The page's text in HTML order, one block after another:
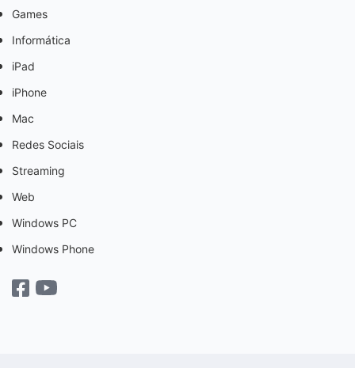
Games
Informática
iPad
iPhone
Mac
Redes Sociais
Streaming
Web
Windows PC
Windows Phone